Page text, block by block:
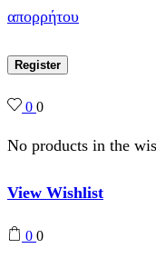
απορρήτου
Register
0 0
No products in the
View Wishlist
0 0